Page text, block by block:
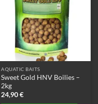
Optionen
können
Produktseite
gewählt
werden
AQUATIC BAITS
Sweet Gold HNV Boilies –
2kg
24,90€